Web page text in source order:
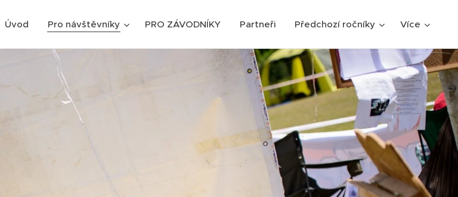
Úvod Pro návštěvníky PRO ZÁVODNÍKY Partneři Předchozí ročníky Více